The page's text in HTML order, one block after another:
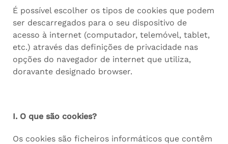
É possível escolher os tipos de cookies que podem
ser descarregados para o seu dispositivo de
acesso à internet (computador, telemóvel, tablet,
etc.) através das definições de privacidade nas
opções do navegador de internet que utiliza,
doravante designado browser.
I. O que são cookies?
Os cookies são ficheiros informáticos que contêm